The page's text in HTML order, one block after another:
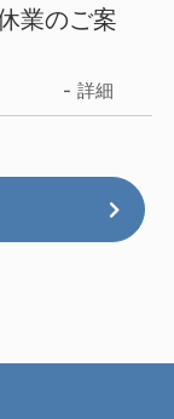
業のご案
詳細